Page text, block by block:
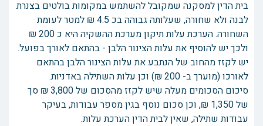
בית הדין למסקנה שמקובל להשתמש במקומות בולטים בצנרת
לבנה ולא שחורה, שעלותה גבוהה בכ 4.5 ₪ למטר לעומת
השחורה. הערכת עלות תיקון מערכת ההשקיה היא כ 200 ₪
ולכך יש להוסיף את עלות הצינור הלבן - בהתאם לאורך בפועל.
יש לקזז מהחוב של הנתבע את עלות הצינור הלבן בהתאם
לאורכו (מוערך ב- 200 ₪) וכן עלות השתילה באדניות.
סיכום הסכומים מעלה שיש לקזז מהסכום של 3,800 ₪ סך
של 1,350 ₪, וכן סכום נוסף בגין מספר עבודות, בעיקר
עבודות שתילה, שאין לבית הדין הערכת עלות.